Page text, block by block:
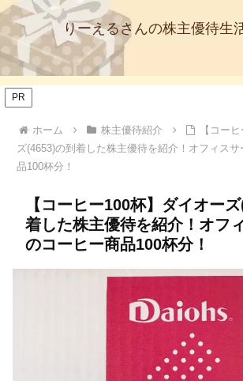
りーえるさんの株主優待生
PR
ホーム 株主優待紹介
【コー
ズ(4653)の到着した株主優待を紹介！オフィス
品100杯分！
【コーヒー100杯】ダイオー
着した株主優待を紹介！オフ
のコーヒー商品100杯分！